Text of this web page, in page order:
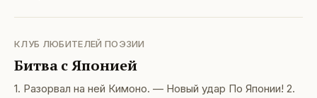
КЛУБ ЛЮБИТЕЛЕЙ ПОЭЗИИ
Битва с Японией
1. Разорвал на ней Кимоно. — Новый удар По Японии! 2.